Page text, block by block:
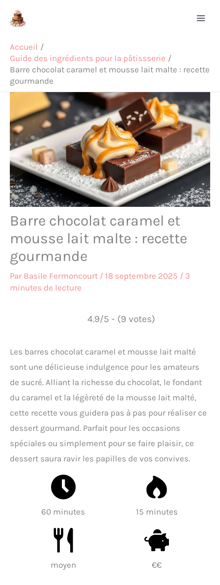
Accueil
Guide des ingrédients pour la pâtissserie
Barre chocolat caramel et mousse lait malte : recette
gourmande
Barre chocolat caramel et
mousse lait malte : recette
gourmande
Par Basile Fermoncourt / 18 septembre 2025 / 3
minutes de lecture
4.9/5 - (9 votes)
Les barres chocolat caramel et mousse lait malté
sont une délicieuse indulgence pour les amateurs
de sucré. Alliant la richesse du chocolat, le fondant
du caramel et la légèreté de la mousse lait malté,
cette recette vous guidera pas à pas pour réaliser ce
dessert gourmand. Parfait pour les occasions
spéciales ou simplement pour se faire plaisir, ce
dessert saura ravir les papilles de vos convives.
60 minutes 15 minutes
moyen €€
Rechercher